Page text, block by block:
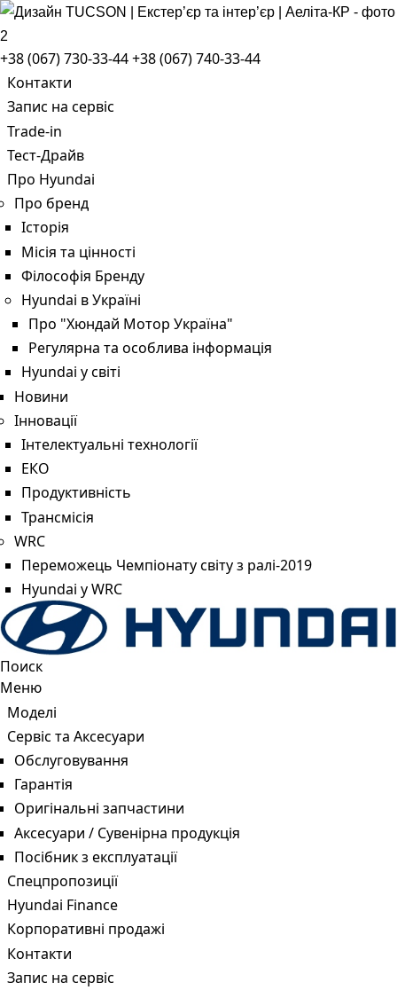
+38 (067) 730-33-44+38 (067) 740-33-44
Контакти
Запис на сервіс
Trade-in
Тест-Драйв
Про Hyundai
Про бренд
Історія
Місія та цінності
Філософія Бренду
Hyundai в Україні
Про "Хюндай Мотор Україна"
Регулярна та особлива інформація
Hyundai у світі
Новини
Інновації
Інтелектуальні технології
ЕКО
Продуктивність
Трансмісія
WRC
Переможець Чемпіонату світу з ралі-2019
Hyundai у WRC
Поиск
Меню
Моделі
Сервіс та Аксесуари
Обслуговування
Гарантія
Оригінальні запчастини
Аксесуари / Сувенірна продукція
Посібник з експлуатації
Спецпропозиції
Hyundai Finance
Корпоративні продажі
Контакти
Запис на сервіс